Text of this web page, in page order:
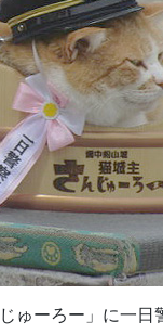
ゅーろー」に一日